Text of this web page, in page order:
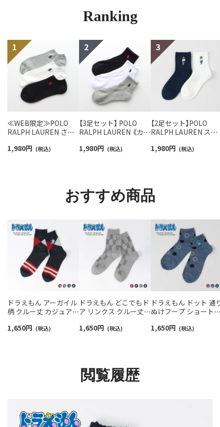
Ranking
≪WEB限定≫POLO
RALPH LAUREN さら
スニーカー丈ソックス
1,980円 (税込)
【3足セット】 POLO
RALPH LAUREN 《カラ
ンポイントソックス シ
1,980円 (税込)
【2足セット】POLO
RALPH LAUREN スタ
ロベア オーガニック
1,980円 (税込)
おすすめ商品
ドラえもん アーガイル
柄 クルー丈 カジュアル
02462117
1,650円 (税込)
ドラえもん どこでもド
ア リンクス クルー丈
ンズ 日本製 02462116
1,650円 (税込)
ドラえもん ドット 通
ぬけフープ ショート
ンズ 02462203
1,650円 (税込)
閲覧履歴